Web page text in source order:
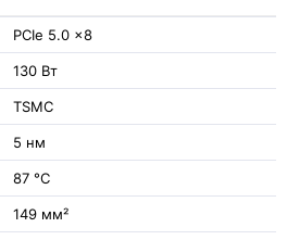
PCIe 5.0 x8
130 Вт
TSMC
5 нм
87 °C
149 мм²